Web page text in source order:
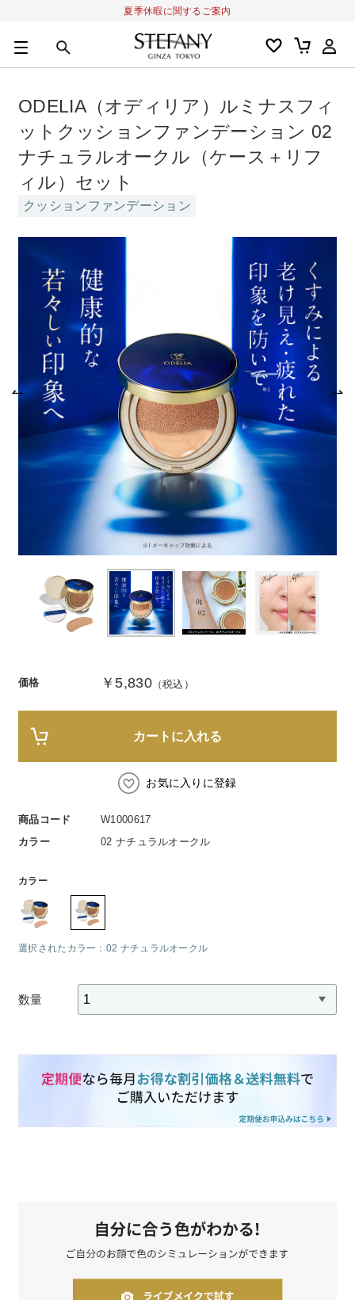
夏季休暇に関するご案内
キーワード
アルーチェルーチェ オディリア BIVABOO オールインワン
カートの合計金額0円
商品カテゴリ
スキンケア
アイテムから探す
クレンジング
美容液
美容ジェル・乳液・クリーム
オールインワン
シリーズから探す
CNP Laboratory（国内正規品）
PLACENTIST
Suhadabi
CLÉSCIENCE Beauté
PURE’D 100 PERFECTION
美肌フローリズム
メイクアップ
ベースメイク
クッションファンデーション
ファンデーション
フェイスパウダー
CCクリーム
ポイントメイク
すべてのポイントメイク
インナーケア
成分別で探す
プラセンタ
乳酸菌
コラーゲン
レスベラトロール
コエンザイム
白神秘境活性水
目的別で探す
ビューティーサポート
ヘルスサポート
水
ヘア/ボディケア
ヘアケア
スカルプケア
ボディケア
ボディケア
シリーズ一覧
STEFANY AGING
Aluce luce（アルーチェルーチェ）
BIVABOO（ビバブー）
Placenta 100
PLACENTIST
Suhadabi
PURE’D 100 PERFECTION
PHYSIOGEL
バーチャル工場見学
ODELIA（オディリア）ルミナスフィ
ットクッションファンデーション 02
ナチュラルオークル（ケース＋リフ
ィル）セット
クッションファンデーション
価格 ￥5,830（税込）
カートに入れる
お気に入りに登録
商品コード
W1000617
カラー
02 ナチュラルオークル
カラー
選択されたカラー：02 ナチュラルオークル
数量